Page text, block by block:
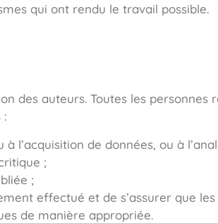
qui ont rendu le travail possible.
des auteurs. Toutes les personnes
:
l’acquisition de données, ou à
;
;
effectué et de s’assurer que
de manière appropriée.